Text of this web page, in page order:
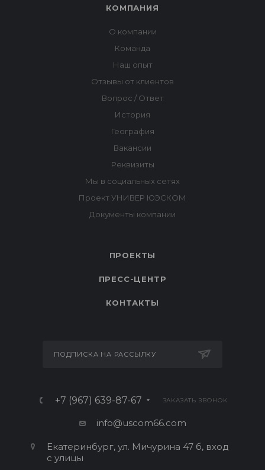
ПРОЕКТЫ
ПРЕСС-ЦЕНТР
КОНТАКТЫ
ПОДПИСКА НА РАССЫЛКУ
+7 (967) 639-87-67 ЗАКАЗАТЬ ЗВОНОК
info@uscom66.com
Екатеринбург, ул. Мичурина 47 б, вход
с улицы